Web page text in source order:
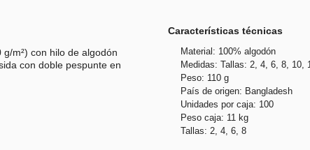
m²) con hilo de algodón
con doble pespunte en
Características técnicas
Material: 100% algodón
Medidas: Tallas: 2, 4, 6, 8, 10,
Peso: 110 g
País de origen: Bangladesh
Unidades por caja: 100
Peso caja: 11 kg
Tallas: 2, 4, 6, 8